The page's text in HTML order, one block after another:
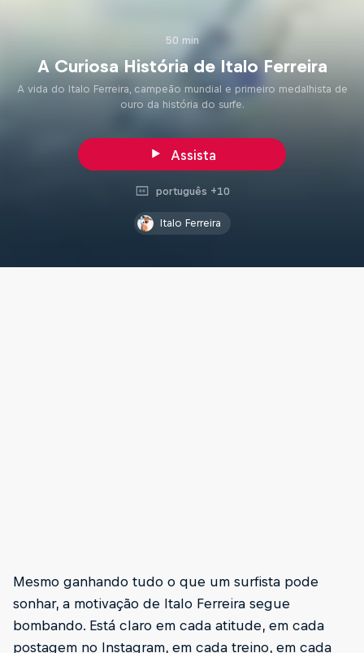
50 min
A Curiosa História de Italo Ferreira
A vida do Italo Ferreira, campeão mundial e primeiro medalhista de
ouro da história do surfe.
Assista
português +10
Italo Ferreira
Mesmo ganhando tudo o que um surfista pode
sonhar, a motivação de Italo Ferreira segue
bombando. Está claro em cada atitude, em cada
postagem no Instagram, em cada treino, em cada